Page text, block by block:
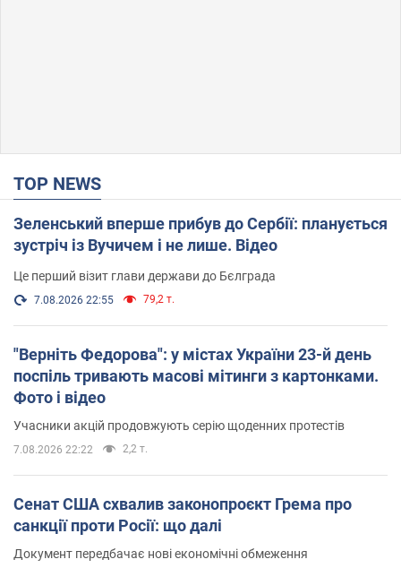
TOP NEWS
Зеленський вперше прибув до Сербії: планується
зустріч із Вучичем і не лише. Відео
Це перший візит глави держави до Бєлграда
7.08.2026 22:55 79,2 т.
"Верніть Федорова": у містах України 23-й день
поспіль тривають масові мітинги з картонками.
Фото і відео
Учасники акцій продовжують серію щоденних протестів
7.08.2026 22:22 2,2 т.
Сенат США схвалив законопроєкт Грема про
санкції проти Росії: що далі
Документ передбачає нові економічні обмеження